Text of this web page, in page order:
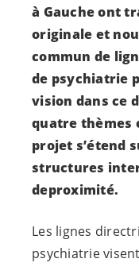
à Gauche ont
originale et
commun de
de psychiatrie
vision dans ce
quatre thèmes
projet s’étend
structures
deproximité.
Les lignes
psychiatrie